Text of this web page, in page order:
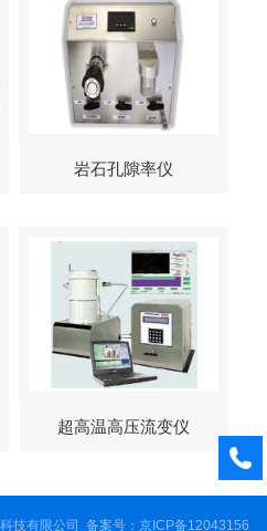
岩石孔隙率仪
超高温高压流变仪
技有限公司 备案号：京ICP备12043156